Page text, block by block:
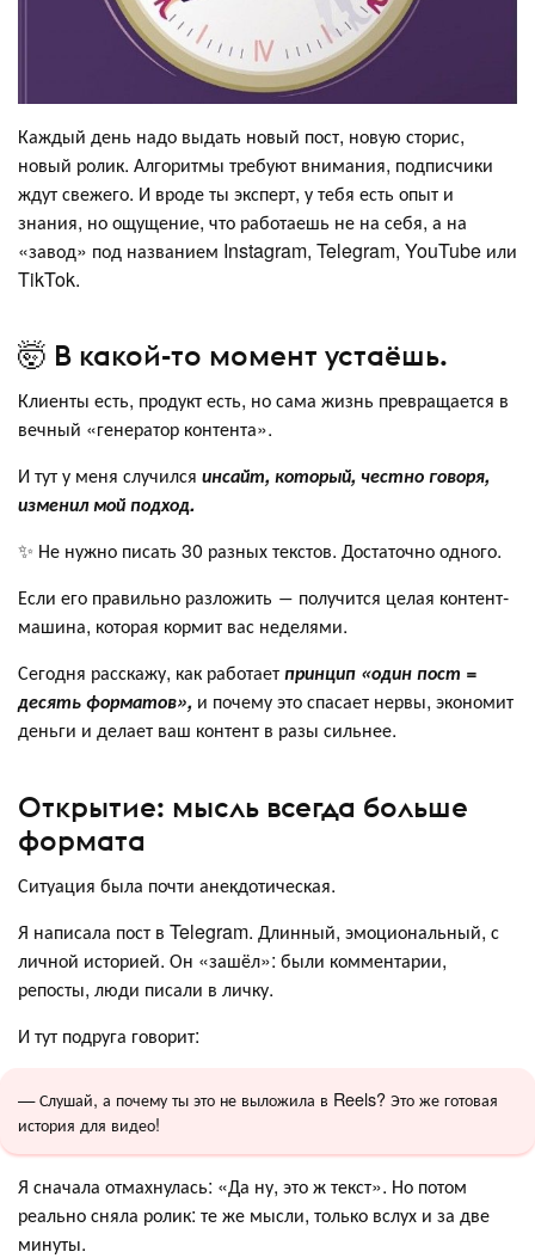
Каждый день надо выдать новый пост, новую сторис,
новый ролик. Алгоритмы требуют внимания, подписчики
ждут свежего. И вроде ты эксперт, у тебя есть опыт и
знания, но ощущение, что работаешь не на себя, а на
«завод» под названием Instagram, Telegram, YouTube или
TikTok.
🤯 В какой-то момент устаёшь.
Клиенты есть, продукт есть, но сама жизнь превращается в
вечный «генератор контента».
И тут у меня случился инсайт, который, честно говоря,
изменил мой подход.
✨ Не нужно писать 30 разных текстов. Достаточно одного.
Если его правильно разложить ― получится целая контент-
машина, которая кормит вас неделями.
Сегодня расскажу, как работаетпринцип «один пост =
десять форматов», и почему это спасает нервы, экономит
деньги и делает ваш контент в разы сильнее.
Открытие: мысль всегда больше
формата
Ситуация была почти анекдотическая.
Я написала пост в Telegram. Длинный, эмоциональный, с
личной историей. Он «зашёл»: были комментарии,
репосты, люди писали в личку.
И тут подруга говорит:
— Слушай, а почему ты это не выложила в Reels? Это же готовая
история для видео!
Я сначала отмахнулась: «Да ну, это ж текст». Но потом
реально сняла ролик: те же мысли, только вслух и за две
минуты.